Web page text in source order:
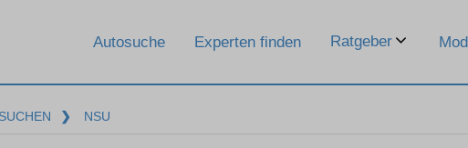
Autosuche Experten finden Ratgeber
❯ NSU